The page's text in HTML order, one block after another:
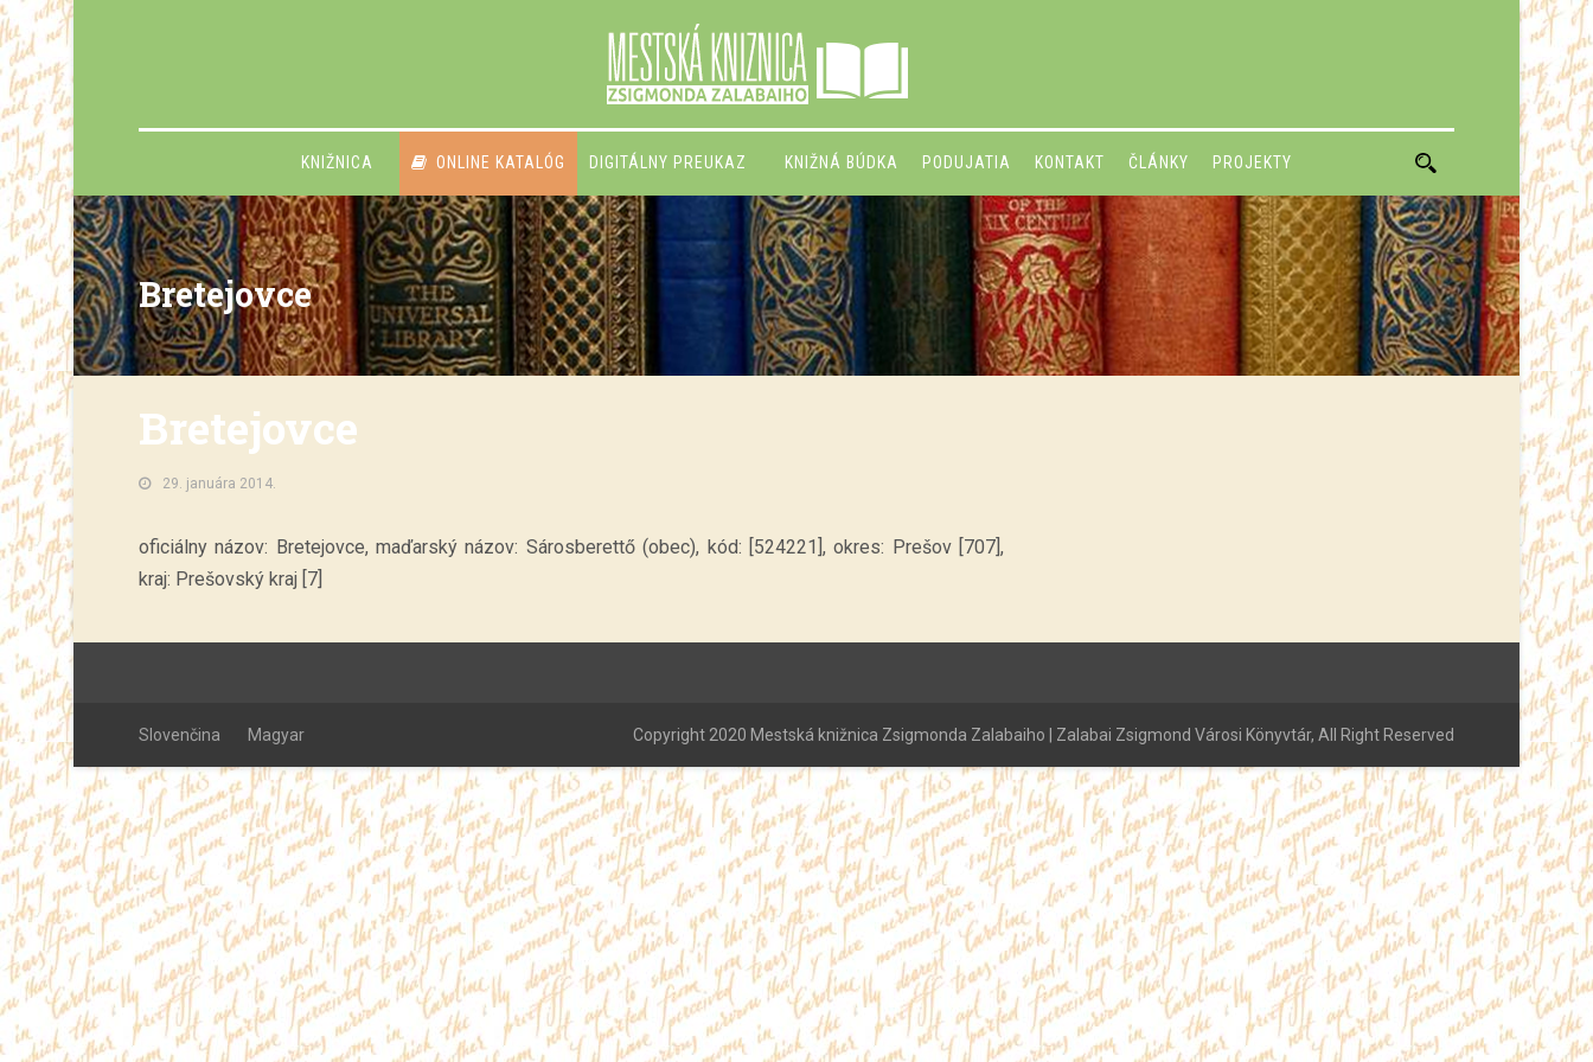
KNIŽNICA ONLINE KATALÓG DIGITÁLNY PREUKAZ KNIŽNÁ BÚDKA PODUJATIA KONTAKT ČLÁNKY PROJEKTY
Bretejovce
Bretejovce
29. januára 2014.
oficiálny názov: Bretejovce, maďarský názov: Sárosberettő (obec), kód: [524221], okres: Prešov [707],
kraj: Prešovský kraj [7]
Slovenčina Magyar Copyright 2020 Mestská knižnica Zsigmonda Zalabaiho | Zalabai Zsigmond Városi Könyvtár, All Right Reserved